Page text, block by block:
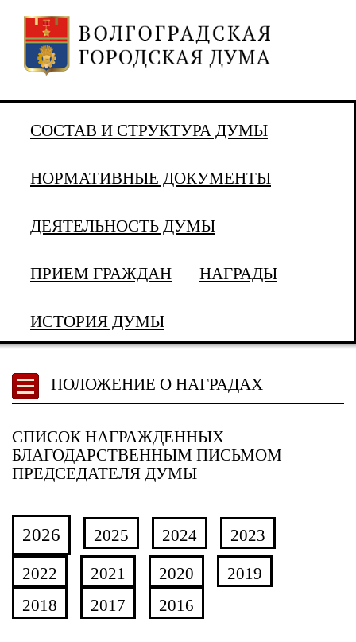
СОСТАВ И СТРУКТУРА ДУМЫ
НОРМАТИВНЫЕ ДОКУМЕНТЫ
ДЕЯТЕЛЬНОСТЬ ДУМЫ
ПРИЕМ ГРАЖДАН НАГРАДЫ
ИСТОРИЯ ДУМЫ
ПОЛОЖЕНИЕ О НАГРАДАХ
СПИСОК НАГРАЖДЕННЫХ
БЛАГОДАРСТВЕННЫМ ПИСЬМОМ
ПРЕДСЕДАТЕЛЯ ДУМЫ
2026 2025 2024
2023
2022
2021 2020
2019
2018
2017 2016